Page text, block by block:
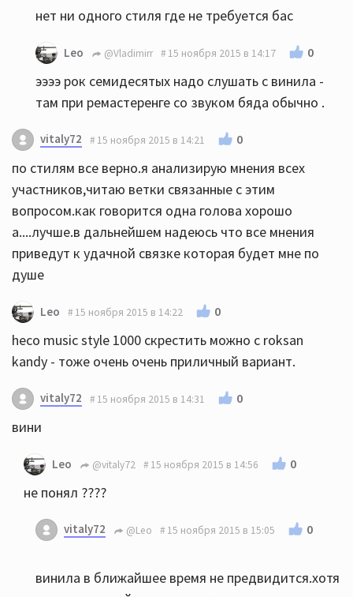
нет ни одного стиля где не требуется бас
Leo @Vladimirr 15 ноября 2015 в 14:17 0
ээээ рок семидесятых надо слушать с винила -
там при ремастеренге со звуком бяда обычно .
vitaly72 15 ноября 2015 в 14:21 0
по стилям все верно.я анализирую мнения всех
участников,читаю ветки связанные с этим
вопросом.как говорится одна голова хорошо
а....лучше.в дальнейшем надеюсь что все мнения
приведут к удачной связке которая будет мне по
душе
Leo 15 ноября 2015 в 14:22 0
heco music style 1000 скрестить можно с roksan
kandy - тоже очень очень приличный вариант.
vitaly72 15 ноября 2015 в 14:31 0
вини
Leo @vitaly72 15 ноября 2015 в 14:56 0
не понял ????
vitaly72 @Leo 15 ноября 2015 в 15:05 0
винила в ближайшее время не предвидится.хотя